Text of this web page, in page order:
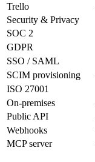
Trello
Security & Privacy
SOC 2
GDPR
SSO / SAML
SCIM provisioning
ISO 27001
On-premises
Public API
Webhooks
MCP server